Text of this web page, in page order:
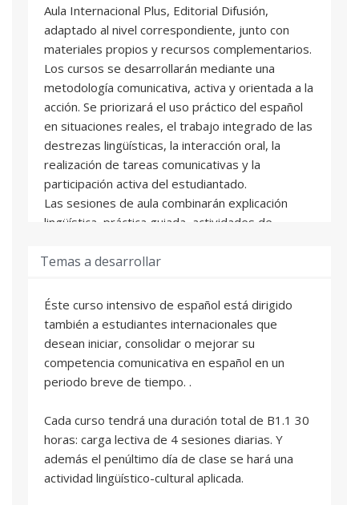
Aula Internacional Plus, Editorial Difusión,
adaptado al nivel correspondiente, junto con
materiales propios y recursos complementarios.
Los cursos se desarrollarán mediante una
metodología comunicativa, activa y orientada a la
acción. Se priorizará el uso práctico del español
en situaciones reales, el trabajo integrado de las
destrezas lingüísticas, la interacción oral, la
realización de tareas comunicativas y la
participación activa del estudiantado.
Las sesiones de aula combinarán explicación
lingüística, práctica guiada, actividades de
escrita, trabajo colaborativo y tareas adaptadas
Valencia permitirá trasladar el aprendizaje del
aula a un contexto real de comunicación.
Temas a desarrollar
Éste curso intensivo de español está dirigido
también a estudiantes internacionales que
desean iniciar, consolidar o mejorar su
competencia comunicativa en español en un
periodo breve de tiempo. .
Cada curso tendrá una duración total de B1.1 30
horas: carga lectiva de 4 sesiones diarias. Y
además el penúltimo día de clase se hará una
actividad lingüístico-cultural aplicada.